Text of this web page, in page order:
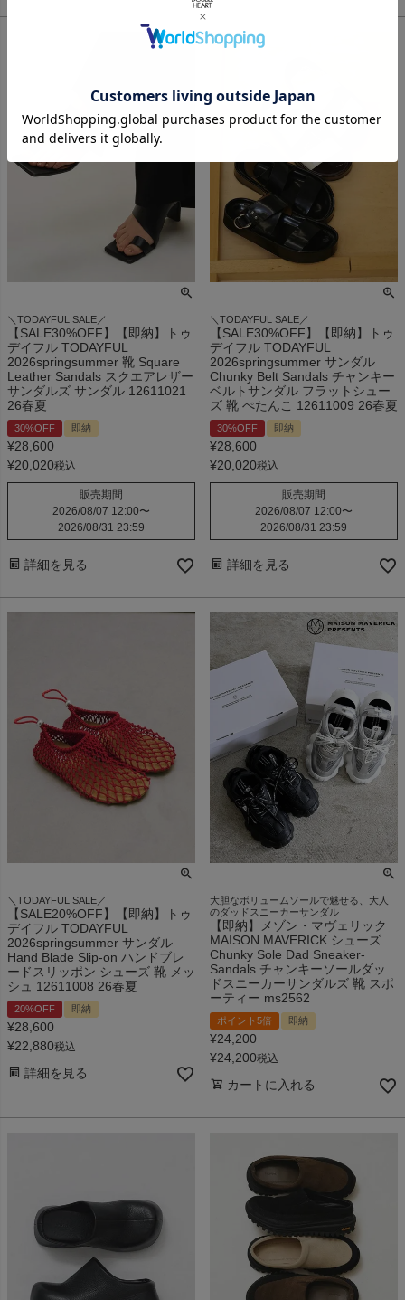
＼TODAYFUL SALE／
【SALE30%OFF】【即納】トゥ
デイフル TODAYFUL
2026springsummer 靴 Square
Leather Sandals スクエアレザー
サンダルズ サンダル 12611021
26春夏
30%OFF 即納
¥28,600
¥20,020税込
販売期間
2026/08/07 12:00〜
2026/08/31 23:59
詳細を見る
＼TODAYFUL SALE／
【SALE30%OFF】【即納】トゥ
デイフル TODAYFUL
2026springsummer サンダル
Chunky Belt Sandals チャンキー
ベルトサンダル フラットシュー
ズ 靴 ぺたんこ 12611009 26春夏
30%OFF 即納
¥28,600
¥20,020税込
販売期間
2026/08/07 12:00〜
2026/08/31 23:59
詳細を見る
＼TODAYFUL SALE／
【SALE20%OFF】【即納】トゥ
デイフル TODAYFUL
2026springsummer サンダル
Hand Blade Slip-on ハンドブレ
ードスリッポン シューズ 靴 メッ
シュ 12611008 26春夏
20%OFF 即納
¥28,600
¥22,880税込
詳細を見る
大胆なボリュームソールで魅せる、大人
のダッドスニーカーサンダル
【即納】メゾン・マヴェリック
MAISON MAVERICK シューズ
Chunky Sole Dad Sneaker-
Sandals チャンキーソールダッ
ドスニーカーサンダルズ 靴 スポ
ーティー ms2562
ポイント5倍 即納
¥24,200
¥24,200税込
カートに入れる